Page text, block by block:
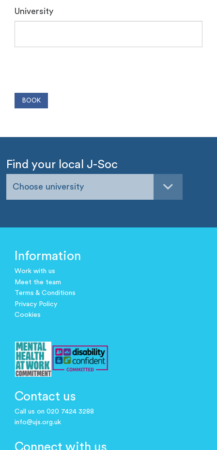
University
Find your local J-Soc
Choose university
Information
Work with us
Meet the team
Terms & Conditions
Privacy Policy
Cookies
Contact us
Call us on 020 7424 3288
info@ujs.org.uk
Connect with us